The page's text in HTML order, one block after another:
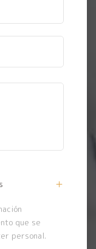
que se
personal.